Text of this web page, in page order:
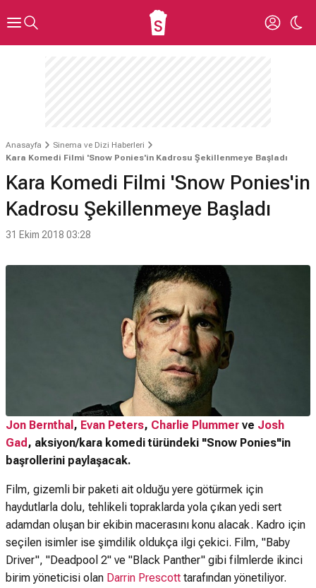
Anasayfa
Sinema ve Dizi Haberleri
Kara Komedi Filmi 'Snow Ponies'in Kadrosu Şekillenmeye Başladı
Kara Komedi Filmi 'Snow Ponies'in
Kadrosu Şekillenmeye Başladı
31 Ekim 2018 03:28
Jon Bernthal , Evan Peters, Charlie Plummer ve Josh
Gad , aksiyon/kara komedi türündeki "Snow Ponies"in
başrollerini paylaşacak.
Film, gizemli bir paketi ait olduğu yere götürmek için
haydutlarla dolu, tehlikeli topraklarda yola çıkan yedi sert
adamdan oluşan bir ekibin macerasını konu alacak. Kadro için
seçilen isimler ise şimdilik oldukça ilgi çekici. Film, "Baby
Driver", "Deadpool 2" ve "Black Panther" gibi filmlerde ikinci
birim yöneticisi olan Darrin Prescott tarafından yönetiliyor.